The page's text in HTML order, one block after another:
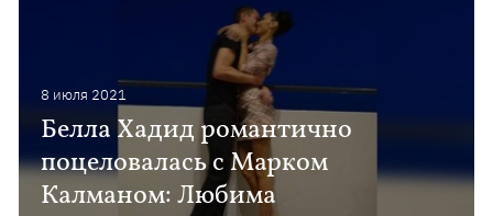
8 июля 2021
Белла Хадид романтично
поцеловалась с Марком
Калманом: Любима